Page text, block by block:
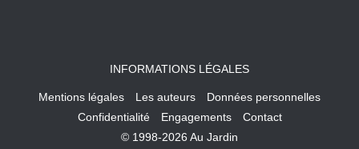
INFORMATIONS LÉGALES
Mentions légales Les auteurs
Données personnelles
Confidentialité
Engagements
Contact
© 1998-2026 Au Jardin